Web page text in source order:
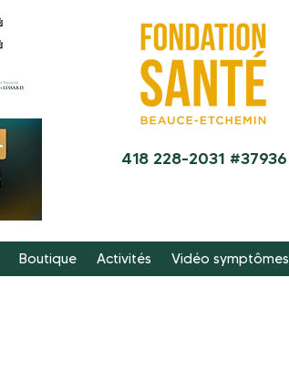
418 228-2031 #37936
Boutique Activités Vidéo symptômes